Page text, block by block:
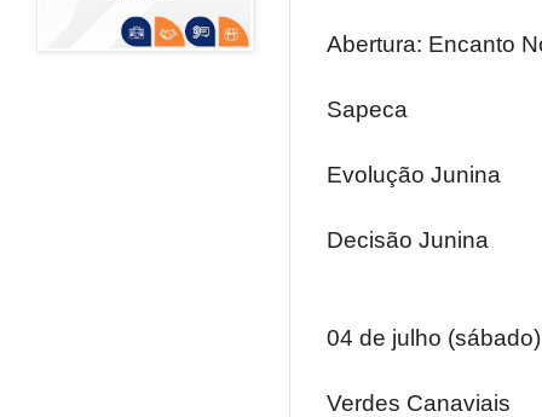
Abertura: Encanto
Sapeca
Evolução Junina
Decisão Junina
04 de julho (sábado)
Verdes Canaviais